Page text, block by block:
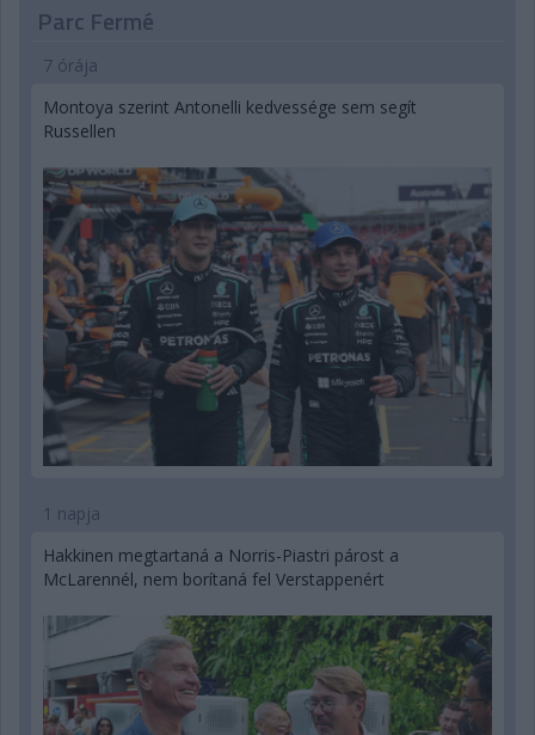
Parc Fermé
7 órája
Montoya szerint Antonelli kedvessége sem segít
Russellen
1 napja
Hakkinen megtartaná a Norris-Piastri párost a
McLarennél, nem borítaná fel Verstappenért